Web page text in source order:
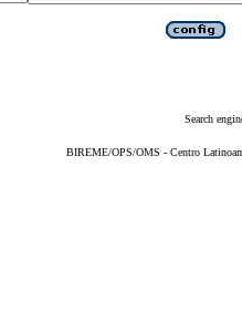
Search
BIREME/OPS/OMS - Centro